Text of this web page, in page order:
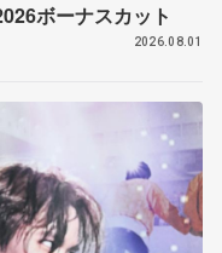
ボーナスカット
2026.08.01